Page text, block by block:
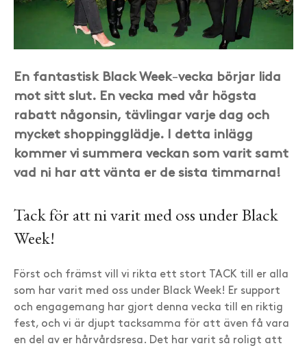
En fantastisk Black Week–vecka börjar lida
mot sitt slut. En vecka med vår högsta
rabatt någonsin, tävlingar varje dag och
mycket shoppingglädje. I detta inlägg
kommer vi summera veckan som varit samt
vad ni har att vänta er de sista timmarna!
Tack för att ni varit med oss under Black
Week!
Först och främst vill vi rikta ett stort TACK till er alla
som har varit med oss under Black Week! Er support
och engagemang har gjort denna vecka till en riktig
fest, och vi är djupt tacksamma för att även få vara
en del av er hårvårdsresa. Det har varit så roligt att